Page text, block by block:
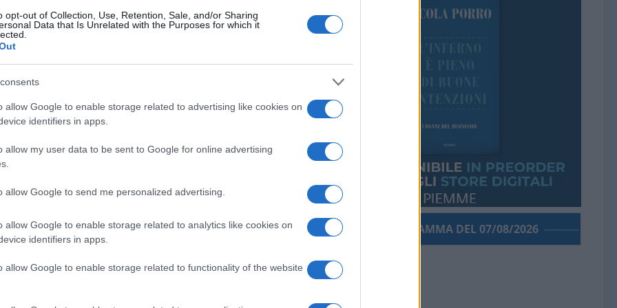
opt-out of Collection, Use, Retention, Sale, and/or Sharing
Data that Is Unrelated with the Purposes for which it
allow Google to enable storage related to advertising like cookies on
identifiers in apps.
allow my user data to be sent to Google for online advertising
allow Google to send me personalized advertising.
allow Google to enable storage related to analytics like cookies on
identifiers in apps.
allow Google to enable storage related to functionality of the website
negli altri sport da contatto, nel
estrema è un valore aggiunto (e a volte
non si dà in natura. Per cui una
carne”, chissà perché, sembra
una cosa priva di particolare
scatenato, uno di quegli entusiasti
creato laSelecao Internazionale
da Renato Rascel, e pure don
Suore Calcio
, e chi sa le madonne
già di suo rischia la polemica:
alle persone è profondamente
dare un messaggio diametralmente
PORROGRAMMA DEL 07/08/2026